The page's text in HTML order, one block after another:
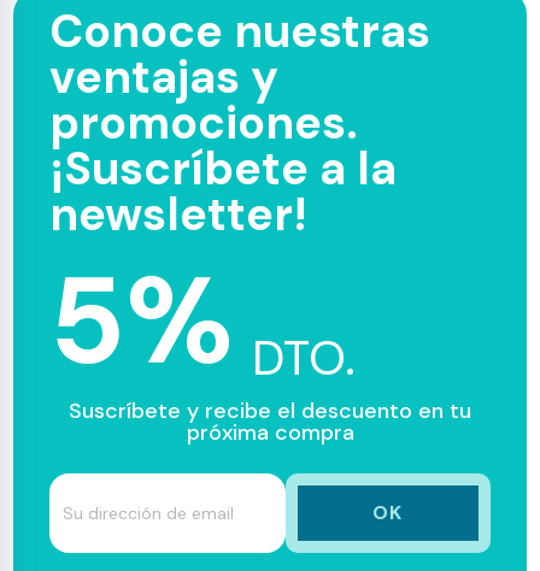
Conoce nuestras
ventajas y
promociones.
¡Suscríbete a la
newsletter!
5% DTO.
Suscríbete y recibe el descuento en tu
próxima compra